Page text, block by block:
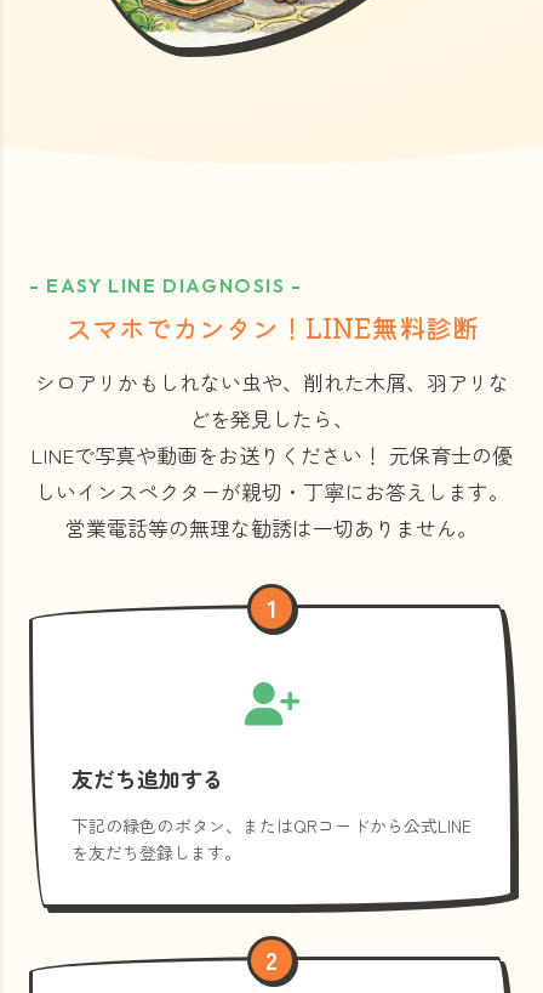
- EASY LINE DIAGNOSIS -
スマホでカンタン！LINE無料診断
シロアリかもしれない虫や、削れた木屑、羽アリな
どを発見したら、
LINEで写真や動画をお送りください！ 元保育士の優
しいインスペクターが親切・丁寧にお答えします。
営業電話等の無理な勧誘は一切ありません。
1
友だち追加する
下記の緑色のボタン、またはQRコードから公式LINE
を友だち登録します。
2